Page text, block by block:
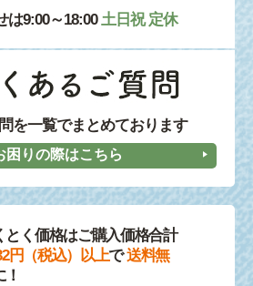
は9:00～18:00 土日祝 定休
を一覧でまとめております
困りの際はこちら
とく価格はご購入価格合計
円（税込）以上で送料無
！